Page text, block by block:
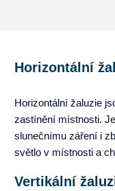
Horizontální
Horizontální žaluzie
zastínění místnosti.
slunečnímu záření i
světlo v místnosti a
Vertikální